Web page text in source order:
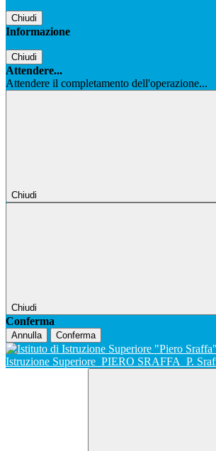
Chiudi
Informazione
Chiudi
Attendere...
Attendere il completamento dell'operazione...
Chiudi
Chiudi
Conferma
Annulla Conferma
Istruzione Superiore PIERO SRAFFA P.